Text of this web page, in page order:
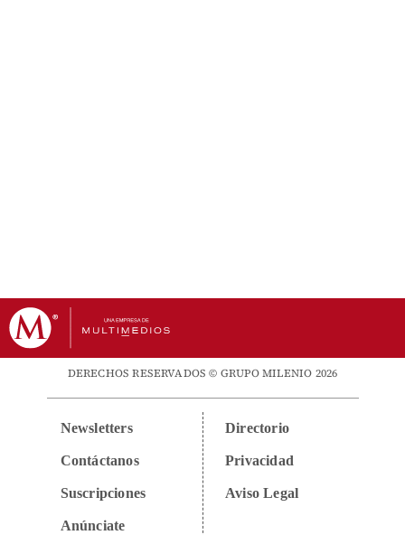
DERECHOS RESERVADOS © GRUPO MILENIO 2026
Newsletters
Contáctanos
Suscripciones
Anúnciate
Directorio
Privacidad
Aviso Legal